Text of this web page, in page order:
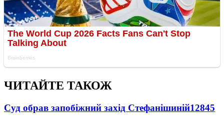
ЧИТАЙТЕ ТАКОЖ
Суд обрав запобіжний захід Стефанішиній12845